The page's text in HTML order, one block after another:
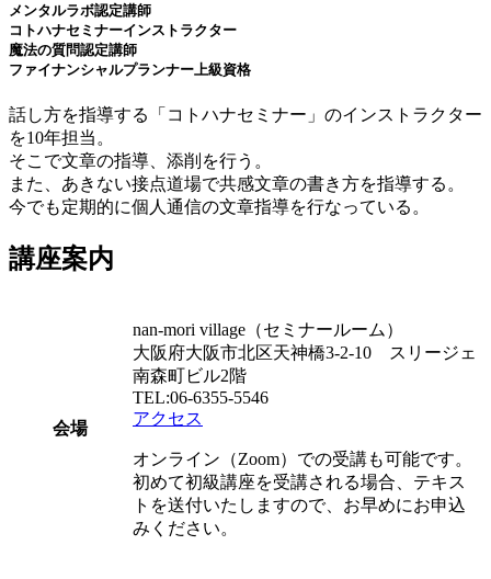
メンタルラボ認定講師
コトハナセミナーインストラクター
魔法の質問認定講師
ファイナンシャルプランナー上級資格
話し方を指導する「コトハナセミナー」のインストラクター
を10年担当。
そこで文章の指導、添削を行う。
また、あきない接点道場で共感文章の書き方を指導する。
今でも定期的に個人通信の文章指導を行なっている。
講座案内
会場
nan-mori village（セミナールーム）
大阪府大阪市北区天神橋3-2-10 スリージェ
南森町ビル2階
TEL:06-6355-5546
アクセス
オンライン（Zoom）での受講も可能です。
初めて初級講座を受講される場合、テキス
トを送付いたしますので、お早めにお申込
みください。